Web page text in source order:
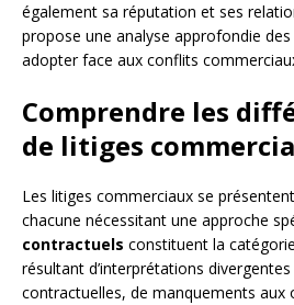
également sa réputation et ses
propose une analyse approfondie
adopter face aux conflits
Comprendre les
de litiges
Les litiges commerciaux se
chacune nécessitant une approche
contractuels constituent la
résultant d’interprétations
contractuelles, de manquements aux